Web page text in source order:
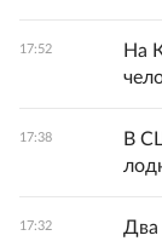
17:52
На
17:38
В
17:32
Два